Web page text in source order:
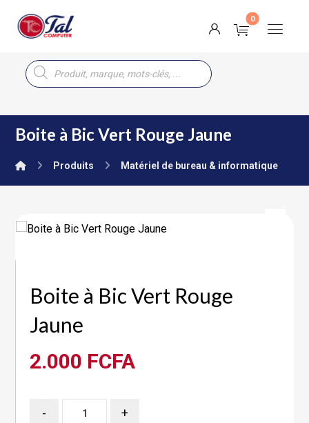
Boite à Bic Vert Rouge Jaune
Produits Matériel de bureau & informatique
Boite à Bic Vert Rouge
Jaune
2.000 FCFA
- +